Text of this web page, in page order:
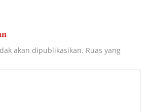
akan dipublikasikan. Ruas yang